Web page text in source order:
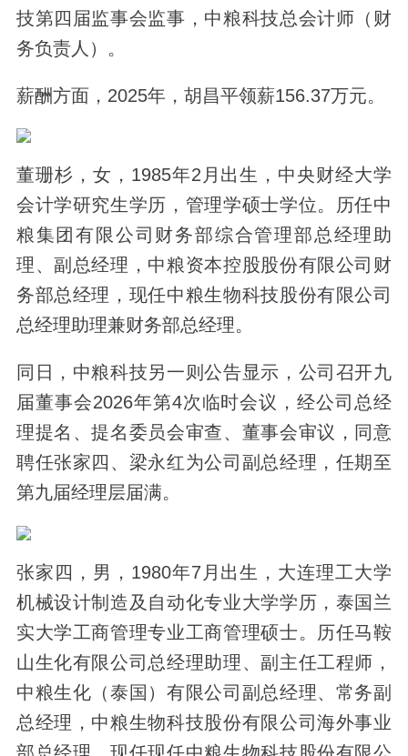
技第四届监事会监事，中粮科技总会计师（财
务负责人）。
薪酬方面，2025年，胡昌平领薪156.37万元。
董珊杉，女，1985年2月出生，中央财经大学
会计学研究生学历，管理学硕士学位。历任中
粮集团有限公司财务部综合管理部总经理助
理、副总经理，中粮资本控股股份有限公司财
务部总经理，现任中粮生物科技股份有限公司
总经理助理兼财务部总经理。
同日，中粮科技另一则公告显示，公司召开九
届董事会2026年第4次临时会议，经公司总经
理提名、提名委员会审查、董事会审议，同意
聘任张家四、梁永红为公司副总经理，任期至
第九届经理层届满。
张家四，男，1980年7月出生，大连理工大学
机械设计制造及自动化专业大学学历，泰国兰
实大学工商管理专业工商管理硕士。历任马鞍
山生化有限公司总经理助理、副主任工程师，
中粮生化（泰国）有限公司副总经理、常务副
总经理，中粮生物科技股份有限公司海外事业